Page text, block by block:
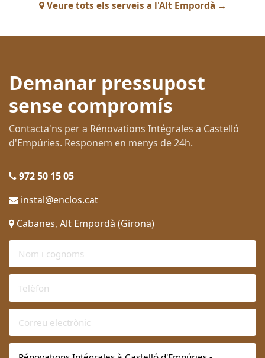
Veure tots els serveis a l'Alt Empordà →
Demanar pressupost
sense compromís
Contacta'ns per a Rénovations Intégrales a Castelló
d'Empúries. Responem en menys de 24h.
972 50 15 05
instal@enclos.cat
Cabanes, Alt Empordà (Girona)